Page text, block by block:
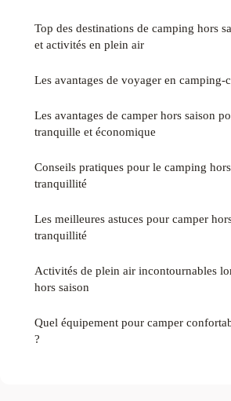
Top des destinations de camping hors
et activités en plein air
Les avantages de voyager en camping-
Les avantages de camper hors saison
tranquille et économique
Conseils pratiques pour le camping
tranquillité
Les meilleures astuces pour camper
tranquillité
Activités de plein air incontournables
hors saison
Quel équipement pour camper
?